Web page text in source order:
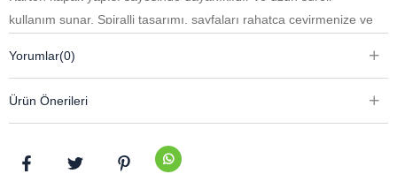
kullanım sunar. Spiralli tasarımı, sayfaları rahatça çevirmenize ve
olanak tanır. Çizgili sayfaları ise yazılarınızı düzenli ve okunaklı
Yorumlar(0)
Ürün Önerileri